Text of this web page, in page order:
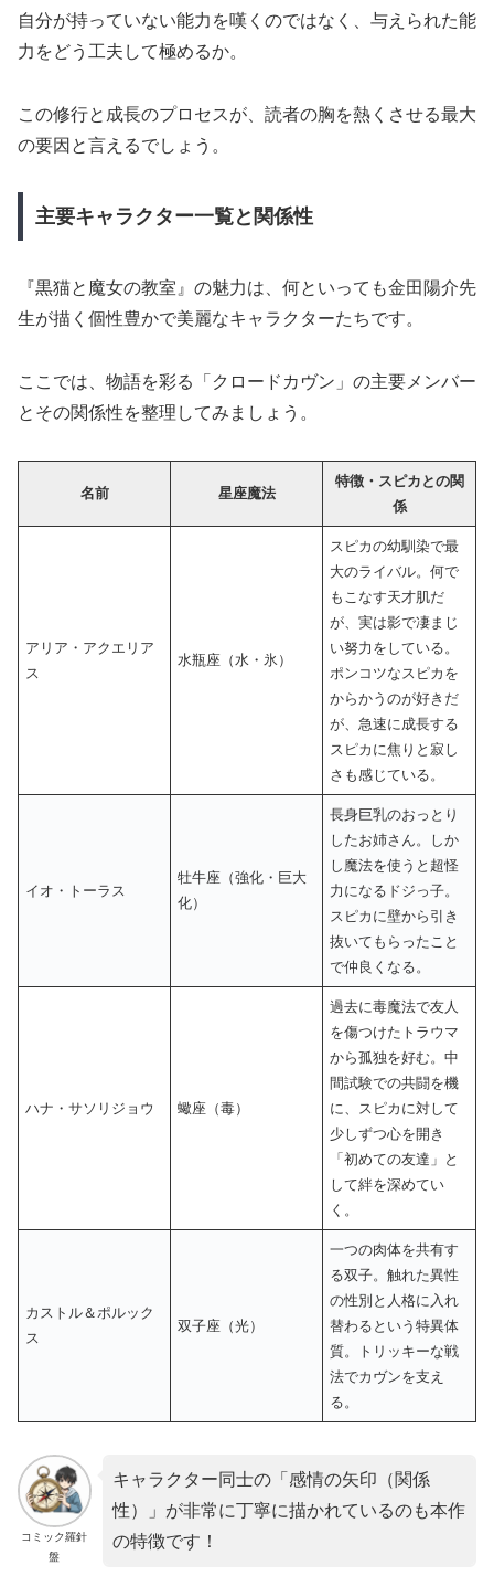
自分が持っていない能力を嘆くのではなく、与えられた能
力をどう工夫して極めるか。
この修行と成長のプロセスが、読者の胸を熱くさせる最大
の要因と言えるでしょう。
主要キャラクター一覧と関係性
『黒猫と魔女の教室』の魅力は、何といっても金田陽介先
生が描く個性豊かで美麗なキャラクターたちです。
ここでは、物語を彩る「クロードカヴン」の主要メンバー
とその関係性を整理してみましょう。
名前 星座魔法
特徴・スピカとの関
係
アリア・アクエリア
ス
水瓶座（水・氷）
スピカの幼馴染で最
大のライバル。何で
もこなす天才肌だ
が、実は影で凄まじ
い努力をしている。
ポンコツなスピカを
からかうのが好きだ
が、急速に成長する
スピカに焦りと寂し
さも感じている。
イオ・トーラス
牡牛座（強化・巨大
化）
長身巨乳のおっとり
したお姉さん。しか
し魔法を使うと超怪
力になるドジっ子。
スピカに壁から引き
抜いてもらったこと
で仲良くなる。
ハナ・サソリジョウ 蠍座（毒）
過去に毒魔法で友人
を傷つけたトラウマ
から孤独を好む。中
間試験での共闘を機
に、スピカに対して
少しずつ心を開き
「初めての友達」と
して絆を深めてい
く。
カストル＆ポルック
ス
双子座（光）
一つの肉体を共有す
る双子。触れた異性
の性別と人格に入れ
替わるという特異体
質。トリッキーな戦
法でカヴンを支え
る。
コミック羅針
盤
キャラクター同士の「感情の矢印（関係
性）」が非常に丁寧に描かれているのも本作
の特徴です！